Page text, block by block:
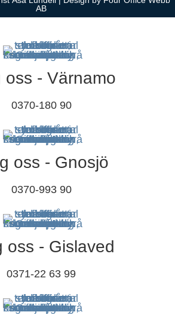
AB
oss - Värnamo
0370-180 90
oss - Gnosjö
0370-993 90
oss - Gislaved
0371-22 63 99